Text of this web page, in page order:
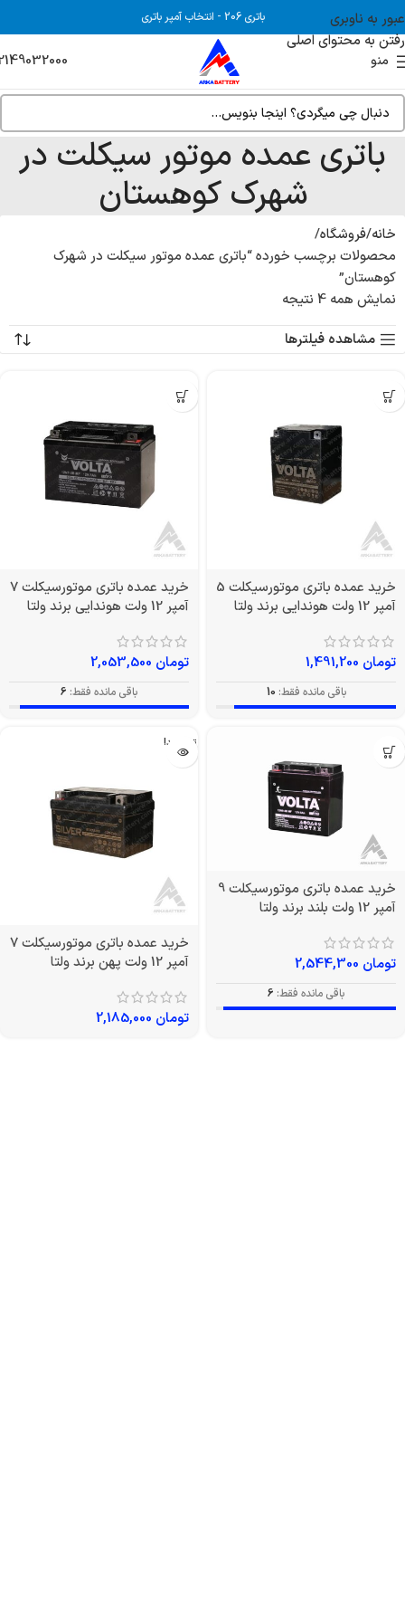
عبور به ناوبری
رفتن به محتوای اصلی
باتری 206 - انتخاب آمپر باتری
منو
باتری عمده موتور سیکلت در
شهرک کوهستان
خانه فروشگاه
محصولات برچسب خورده “باتری عمده موتور سیکلت در شهرک
کوهستان”
نمایش همه 4 نتیجه
مشاهده فیلترها
خرید عمده باتری موتورسیکلت 5
آمپر 12 ولت هوندایی برند ولتا
تومان
باقی مانده فقط: 10
خرید عمده باتری موتورسیکلت 7
آمپر 12 ولت هوندایی برند ولتا
تومان
باقی مانده فقط: 6
خرید عمده باتری موتورسیکلت 9
آمپر 12 ولت بلند برند ولتا
تومان
باقی مانده فقط: 6
تمام شد!
خرید عمده باتری موتورسیکلت 7
آمپر 12 ولت پهن برند ولتا
تومان